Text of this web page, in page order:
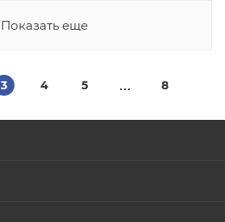
Показать еще
3 4 5 8